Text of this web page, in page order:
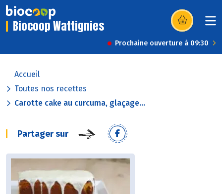
Biocoop Wattignies (s’ouvre dans
Prochaine ouverture à 09:30
Accueil
Toutes nos recettes
Carotte cake au curcuma, glaçage...
Partager sur